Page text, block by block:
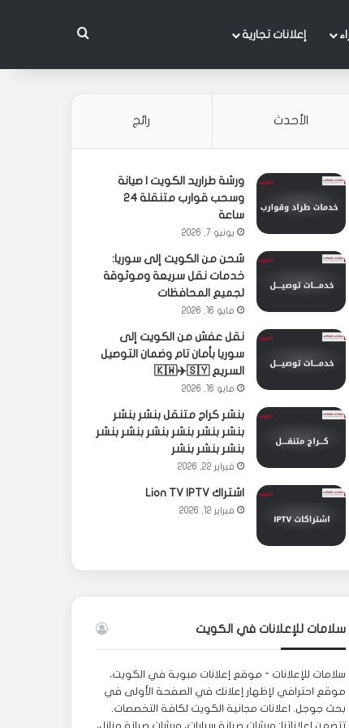
إعلانات تجارية بحث عن
الأحدث رائج
ورشة طراريد الكويت | صيانة
وسحب قوارب متنقلة 24
ساعة
يونيو 7, 2026
شحن من الكويت إلى سوريا:
خدمات نقل سريعة وموثوقة
لجميع المحافظات
مايو 16, 2026
نقل عفش من الكويت إلى
سوريا بأمان تام وضمان التوصيل
السريع 🇰🇼✈️🇸🇾
مايو 16, 2026
بنشر كراج متنقل بنشر بنشر
بنشر بنشر بنشر بنشر بنشر بنشر
بنشر بنشر بنشر
فبراير 22, 2026
اشتراك Lion TV IPTV
فبراير 12, 2026
سلامات للإعلانات في الكويت
سلامات للإعلانات - موقع إعلانات مبوبة في الكويت،
موقع احترافي لإظهار إعلانك في الصفحة الأولى في
بحث جوجل. اعلانات مجانية الكويت لكافة التخصصات.
تتضمن إعلاناتنا: ورشات صيانة سيارات، ورشات صيانة منازل،